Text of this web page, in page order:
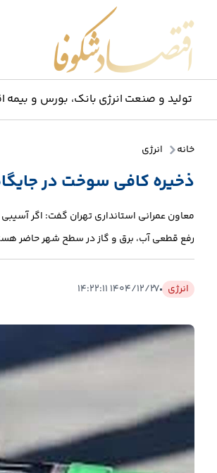
تولید و صنعت انرژی بانک، بورس و بیمه
خانه انرژی
ذخیره کافی سوخت در
رفع قطعی آب، برق و گاز در سطح شهر حاضر
انرژی ۱۴۰۴/۱۲/۲۷ ۱۴:۲۲:۱۱